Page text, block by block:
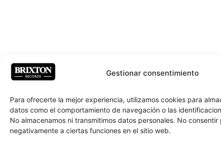
Gestionar consentimiento
Para ofrecerte la mejor experiencia, utilizamos cookies para
datos como el comportamiento de navegación o las
No almacenamos ni transmitimos datos personales. No
negativamente a ciertas funciones en el sitio web.